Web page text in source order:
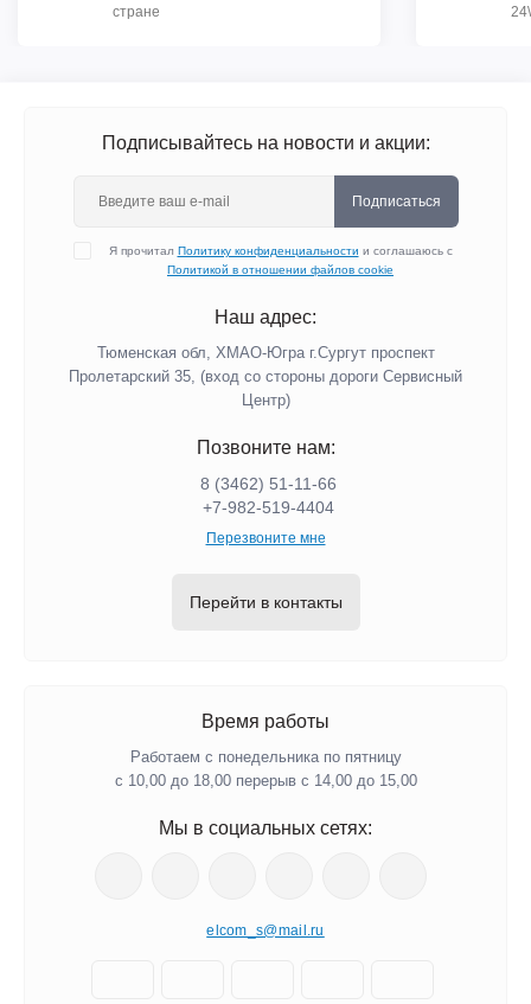
стране
Подписывайтесь на новости и акции:
Подписаться
Я прочитал Политику конфиденциальности и соглашаюсь с
Политикой в отношении файлов cookie
Наш адрес:
Тюменская обл, ХМАО-Югра г.Сургут проспект
Пролетарский 35, (вход со стороны дороги Сервисный
Центр)
Позвоните нам:
8 (3462) 51-11-66
+7-982-519-4404
Перезвоните мне
Перейти в контакты
Время работы
Работаем с понедельника по пятницу
с 10,00 до 18,00 перерыв с 14,00 до 15,00
Мы в социальных сетях:
elcom_s@mail.ru